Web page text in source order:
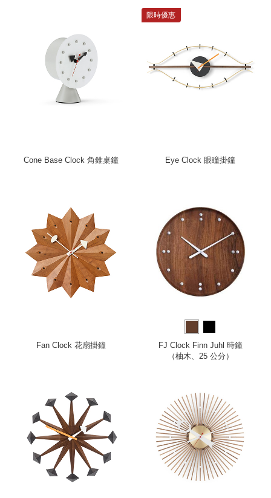
Cone Base Clock 角錐桌鐘
限時優惠
Eye Clock 眼瞳掛鐘
Fan Clock 花扇掛鐘
FJ Clock Finn Juhl 時鐘
（柚木、25 公分）